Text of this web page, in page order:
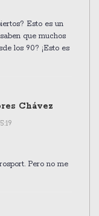
Esto es un
que muchos
los 90? ¡Esto es
Chávez
Pero no me